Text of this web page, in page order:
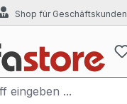
Shop für Geschäftskunden